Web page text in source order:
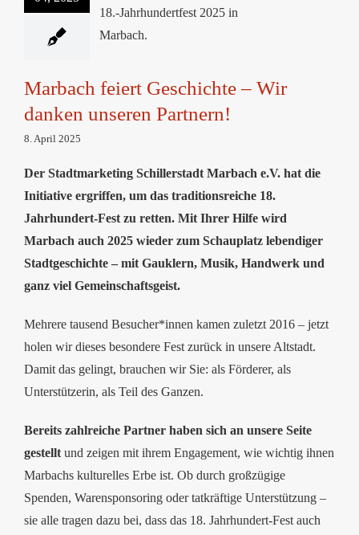
Geschichte – Wir
danken unseren
Marbach feiert Geschichte – Wir
danken unseren Partnern!
8. April 2025
Der Stadtmarketing Schillerstadt Marbach e.V. hat die
Initiative ergriffen, um das traditionsreiche 18.
Jahrhundert-Fest zu retten. Mit Ihrer Hilfe wird
Marbach auch 2025 wieder zum Schauplatz lebendiger
Stadtgeschichte – mit Gauklern, Musik, Handwerk und
ganz viel Gemeinschaftsgeist.
Mehrere tausend Besucher*innen kamen zuletzt 2016 – jetzt
holen wir dieses besondere Fest zurück in unsere Altstadt.
Damit das gelingt, brauchen wir Sie: als Förderer, als
Unterstützerin, als Teil des Ganzen.
Bereits zahlreiche Partner haben sich an unsere Seite
gestellt und zeigen mit ihrem Engagement, wie wichtig ihnen
Marbachs kulturelles Erbe ist. Ob durch großzügige
Spenden, Warensponsoring oder tatkräftige Unterstützung –
sie alle tragen dazu bei, dass das 18. Jahrhundert-Fest auch